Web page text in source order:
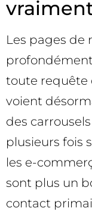
Les pages de
toute requête
voient
des
plusieurs fois
les e-
sont plus un
contact